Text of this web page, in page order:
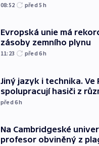
08:52 před 5h
Evropská unie má
zásoby zemního plynu
11:23 před 6h
Jiný jazyk i technika. Ve
spolupracují hasiči z
před 6h
Na Cambridgeské
profesor obviněný z